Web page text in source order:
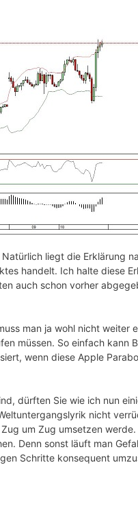
liegt die Erklärung
handelt. Ich halte diese
auch schon vorher
man ja wohl nicht weiter
müssen. So einfach kann
wenn diese Apple
dürften Sie wie ich nun
nicht
um Zug umsetzen werde.
Denn sonst läuft man
Schritte konsequent